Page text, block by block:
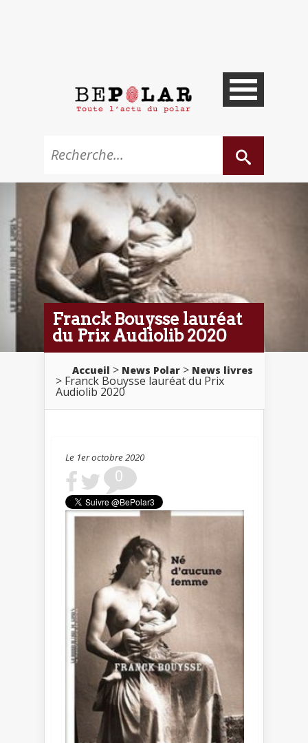
Franck Bouysse lauréat
du Prix Audiolib 2020
Accueil > News Polar > News livres
> Franck Bouysse lauréat du Prix
Audiolib 2020
Le 1er octobre 2020
0